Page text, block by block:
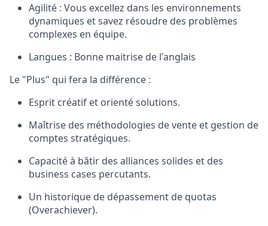
Agilité : Vous excellez dans les environnements
dynamiques et savez résoudre des problèmes
complexes en équipe.
Langues : Bonne maitrise de l'anglais
Le "Plus" qui fera la différence :
Esprit créatif et orienté solutions.
Maîtrise des méthodologies de vente et gestion de
comptes stratégiques.
Capacité à bâtir des alliances solides et des
business cases percutants.
Un historique de dépassement de quotas
(Overachiever).